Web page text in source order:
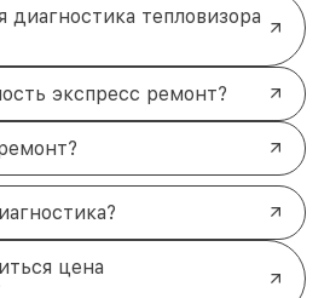
диагностика тепловизора
экспресс ремонт?
цена